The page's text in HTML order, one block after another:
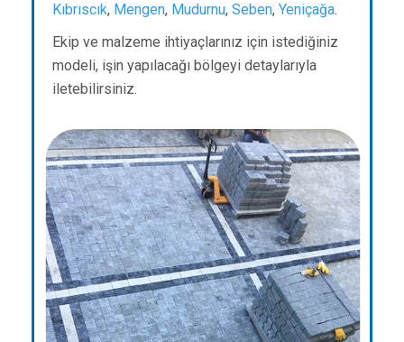
Kıbrıscık, Mengen, Mudurnu, Seben, Yeniçağa.
Ekip ve malzeme ihtiyaçlarınız için istediğiniz
modeli, işin yapılacağı bölgeyi detaylarıyla
iletebilirsiniz.